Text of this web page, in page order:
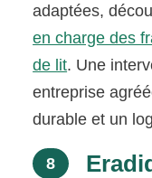
adaptées,
en charge des
de lit. Une
entreprise
durable et un
8